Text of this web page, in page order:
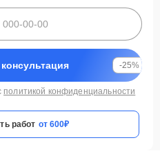
-25%
политикой конфиденциальности
работ от 600₽